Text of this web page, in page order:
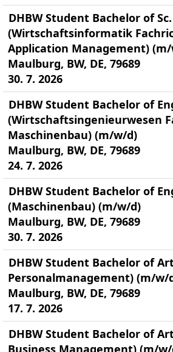
DHBW Student Bachelor of Sc.
(Wirtschaftsinformatik
Application Management)
Maulburg, BW, DE, 79689
30. 7. 2026
DHBW Student Bachelor of
(Wirtschaftsingenieurwesen
Maschinenbau) (m/w/d)
Maulburg, BW, DE, 79689
24. 7. 2026
DHBW Student Bachelor of
(Maschinenbau) (m/w/d)
Maulburg, BW, DE, 79689
30. 7. 2026
DHBW Student Bachelor of
Personalmanagement) (m/w/
Maulburg, BW, DE, 79689
17. 7. 2026
DHBW Student Bachelor of
Business Management) (m/